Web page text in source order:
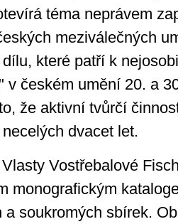
téma neprávem
meziválečných
které patří k
v českém umění 20. a
že aktivní tvůrčí
dvacet let.
Vostřebalové
monografickým
a soukromých sbírek.